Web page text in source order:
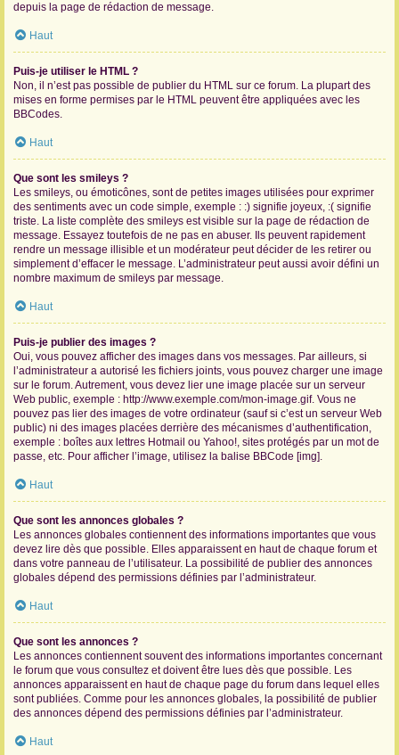
depuis la page de rédaction de message.
Haut
Puis-je utiliser le HTML ?
Non, il n’est pas possible de publier du HTML sur ce forum. La plupart des
mises en forme permises par le HTML peuvent être appliquées avec les
BBCodes.
Haut
Que sont les smileys ?
Les smileys, ou émoticônes, sont de petites images utilisées pour exprimer
des sentiments avec un code simple, exemple : :) signifie joyeux, :( signifie
triste. La liste complète des smileys est visible sur la page de rédaction de
message. Essayez toutefois de ne pas en abuser. Ils peuvent rapidement
rendre un message illisible et un modérateur peut décider de les retirer ou
simplement d’effacer le message. L’administrateur peut aussi avoir défini un
nombre maximum de smileys par message.
Haut
Puis-je publier des images ?
Oui, vous pouvez afficher des images dans vos messages. Par ailleurs, si
l’administrateur a autorisé les fichiers joints, vous pouvez charger une image
sur le forum. Autrement, vous devez lier une image placée sur un serveur
Web public, exemple : http://www.exemple.com/mon-image.gif. Vous ne
pouvez pas lier des images de votre ordinateur (sauf si c’est un serveur Web
public) ni des images placées derrière des mécanismes d’authentification,
exemple : boîtes aux lettres Hotmail ou Yahoo!, sites protégés par un mot de
passe, etc. Pour afficher l’image, utilisez la balise BBCode [img].
Haut
Que sont les annonces globales ?
Les annonces globales contiennent des informations importantes que vous
devez lire dès que possible. Elles apparaissent en haut de chaque forum et
dans votre panneau de l’utilisateur. La possibilité de publier des annonces
globales dépend des permissions définies par l’administrateur.
Haut
Que sont les annonces ?
Les annonces contiennent souvent des informations importantes concernant
le forum que vous consultez et doivent être lues dès que possible. Les
annonces apparaissent en haut de chaque page du forum dans lequel elles
sont publiées. Comme pour les annonces globales, la possibilité de publier
des annonces dépend des permissions définies par l’administrateur.
Haut